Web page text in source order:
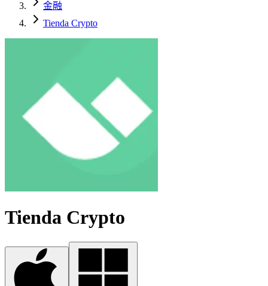
金融
Tienda Crypto
Tienda Crypto